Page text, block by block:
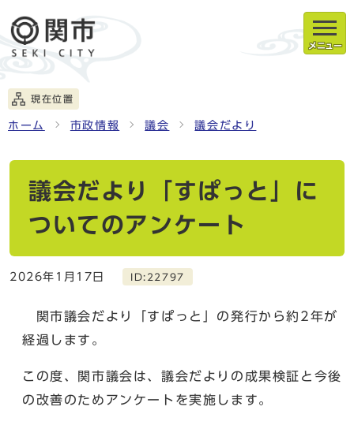
メニュー
現在位置
ホーム 市政情報 議会 議会だより
議会だより「すぱっと」に
ついてのアンケート
2026年1月17日 ID:22797
関市議会だより「すぱっと」の発行から約2年が
経過します。
この度、関市議会は、議会だよりの成果検証と今後
の改善のためアンケートを実施します。